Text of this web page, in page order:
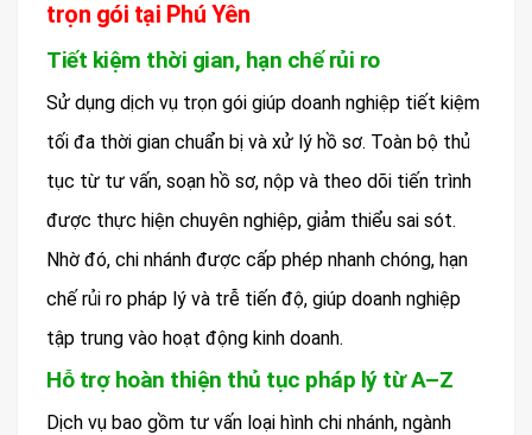
trọn gói tại Phú Yên
Tiết kiệm thời gian, hạn chế rủi ro
Sử dụng dịch vụ trọn gói giúp doanh nghiệp tiết kiệm
tối đa thời gian chuẩn bị và xử lý hồ sơ. Toàn bộ thủ
tục từ tư vấn, soạn hồ sơ, nộp và theo dõi tiến trình
được thực hiện chuyên nghiệp, giảm thiểu sai sót.
Nhờ đó, chi nhánh được cấp phép nhanh chóng, hạn
chế rủi ro pháp lý và trễ tiến độ, giúp doanh nghiệp
tập trung vào hoạt động kinh doanh.
Hỗ trợ hoàn thiện thủ tục pháp lý từ A–Z
Dịch vụ bao gồm tư vấn loại hình chi nhánh, ngành